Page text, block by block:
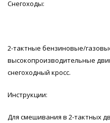
Снегоходы:
2-тактные бензиновые/
высокопроизводительные
снегоходный кросс.
Инструкции:
Для смешивания в 2-тактных